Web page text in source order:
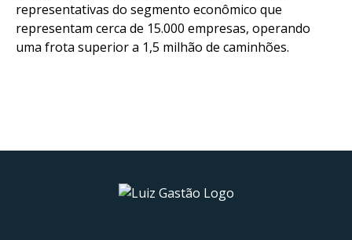
representativas do segmento econômico que
representam cerca de 15.000 empresas, operando
uma frota superior a 1,5 milhão de caminhões.